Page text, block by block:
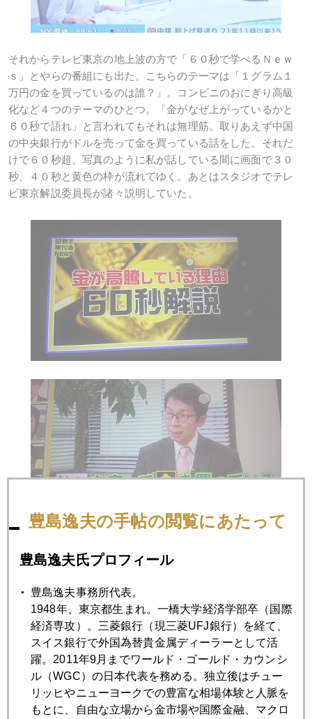
それからテレビ東京の地上波の方で「６０秒で学べるＮｅｗ
ｓ」とやらの番組にも出た。こちらのテーマは「１グラム１
万円の金を買っているのは誰？」。コンビニのおにぎり高級
化など４つのテーマのひとつ。「金がなぜ上がっているかと
６０秒で語れ」と言われてもそれは無理筋。取りあえず中国
の中央銀行がドルを売って金を買っている話をした。それだ
けで６０秒超。写真のように私が話している間に画面で３０
秒、４０秒と黄色の枠が流れてゆく。あとはスタジオでテレ
ビ東京解説委員長が諸々説明していた。
できるのだけどね～。地上波で５分は余程大きなテーマでな
2023年
1月 2月 3月 4月 5月 6月
7月 8月 9月 10月 11月 12月
豊島逸夫の手帖の閲覧にあたって
豊島逸夫氏プロフィール
豊島逸夫事務所代表。
1948年、東京都生まれ。一橋大学経済学部卒（国際
経済専攻）。三菱銀行（現三菱UFJ銀行）を経て、
スイス銀行で外国為替貴金属ディーラーとして活
躍。2011年9月までワールド・ゴールド・カウンシ
ル（WGC）の日本代表を務める。独立後はチュー
リッヒやニューヨークでの豊富な相場体験と人脈を
もとに、自由な立場から金市場や国際金融、マクロ